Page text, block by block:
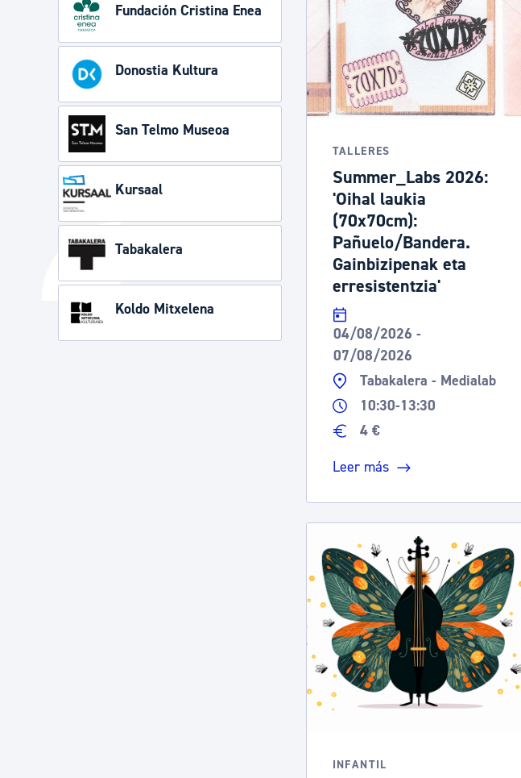
Fundación Cristina Enea
Donostia Kultura
San Telmo Museoa
Kursaal
Tabakalera
Koldo Mitxelena
TALLERES
Summer_Labs 2026:
'Oihal laukia
(70x70cm):
Pañuelo/Bandera.
Gainbizipenak eta
erresistentzia'
04/08/2026 -
07/08/2026
Tabakalera - Medialab
10:30-13:30
4 €
Leer más
INFANTIL